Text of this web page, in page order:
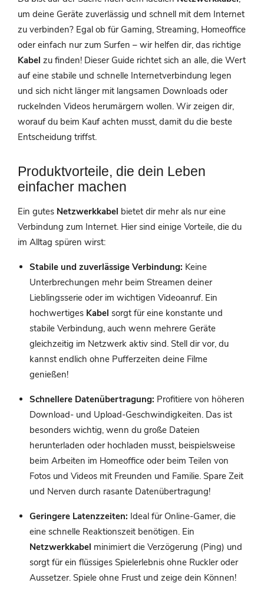
um deine Geräte zuverlässig und schnell mit dem Internet
zu verbinden? Egal ob für Gaming, Streaming, Homeoffice
oder einfach nur zum Surfen – wir helfen dir, das richtige
Kabel zu finden! Dieser Guide richtet sich an alle, die Wert
auf eine stabile und schnelle Internetverbindung legen
und sich nicht länger mit langsamen Downloads oder
ruckelnden Videos herumärgern wollen. Wir zeigen dir,
worauf du beim Kauf achten musst, damit du die beste
Entscheidung triffst.
Produktvorteile, die dein Leben
einfacher machen
Ein gutes Netzwerkkabel bietet dir mehr als nur eine
Verbindung zum Internet. Hier sind einige Vorteile, die du
im Alltag spüren wirst:
Stabile und zuverlässige Verbindung: Keine
Unterbrechungen mehr beim Streamen deiner
Lieblingsserie oder im wichtigen Videoanruf. Ein
hochwertiges Kabel sorgt für eine konstante und
stabile Verbindung, auch wenn mehrere Geräte
gleichzeitig im Netzwerk aktiv sind. Stell dir vor, du
kannst endlich ohne Pufferzeiten deine Filme
genießen!
Schnellere Datenübertragung: Profitiere von höheren
Download- und Upload-Geschwindigkeiten. Das ist
besonders wichtig, wenn du große Dateien
herunterladen oder hochladen musst, beispielsweise
beim Arbeiten im Homeoffice oder beim Teilen von
Fotos und Videos mit Freunden und Familie. Spare Zeit
und Nerven durch rasante Datenübertragung!
Geringere Latenzzeiten: Ideal für Online-Gamer, die
eine schnelle Reaktionszeit benötigen. Ein
Netzwerkkabel minimiert die Verzögerung (Ping) und
sorgt für ein flüssiges Spielerlebnis ohne Ruckler oder
Aussetzer. Spiele ohne Frust und zeige dein Können!